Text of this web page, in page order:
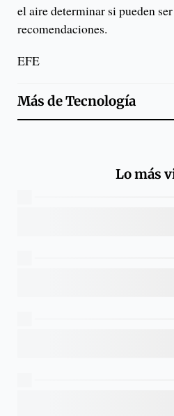
el aire determinar si pueden
recomendaciones.
EFE
Más deTecnología
Lo más